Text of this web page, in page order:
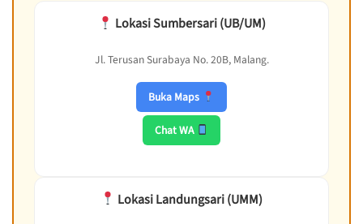
Lokasi Sumbersari (UB/UM)
Jl. Terusan Surabaya No. 20B, Malang.
Buka Maps
Chat WA
Lokasi Landungsari (UMM)